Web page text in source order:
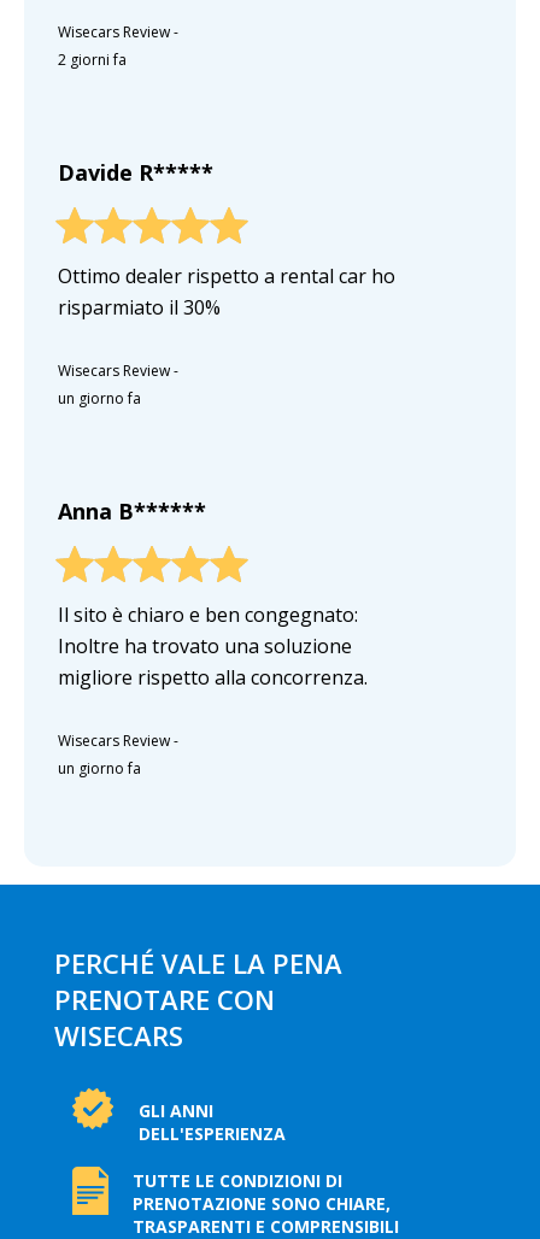
Wisecars Review-
2 giorni fa
Davide R*****
Ottimo dealer rispetto a rental car ho
risparmiato il 30%
Wisecars Review-
un giorno fa
Anna B******
Il sito è chiaro e ben congegnato:
Inoltre ha trovato una soluzione
migliore rispetto alla concorrenza.
Wisecars Review-
un giorno fa
PERCHÉ VALE LA PENA
PRENOTARE CON
WISECARS
GLI ANNI
DELL'ESPERIENZA
TUTTE LE CONDIZIONI DI
PRENOTAZIONE SONO CHIARE,
TRASPARENTI E COMPRENSIBILI